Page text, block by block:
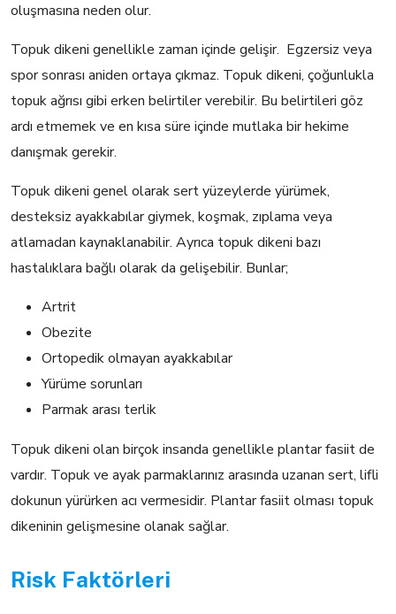
oluşmasına neden olur.
Topuk dikeni genellikle zaman içinde gelişir. Egzersiz veya
spor sonrası aniden ortaya çıkmaz. Topuk dikeni, çoğunlukla
topuk ağrısı gibi erken belirtiler verebilir. Bu belirtileri göz
ardı etmemek ve en kısa süre içinde mutlaka bir hekime
danışmak gerekir.
Topuk dikeni genel olarak sert yüzeylerde yürümek,
desteksiz ayakkabılar giymek, koşmak, zıplama veya
atlamadan kaynaklanabilir. Ayrıca topuk dikeni bazı
hastalıklara bağlı olarak da gelişebilir. Bunlar;
Artrit
Obezite
Ortopedik olmayan ayakkabılar
Yürüme sorunları
Parmak arası terlik
Topuk dikeni olan birçok insanda genellikle plantar fasiit de
vardır. Topuk ve ayak parmaklarınız arasında uzanan sert, lifli
dokunun yürürken acı vermesidir. Plantar fasiit olması topuk
dikeninin gelişmesine olanak sağlar.
Risk Faktörleri